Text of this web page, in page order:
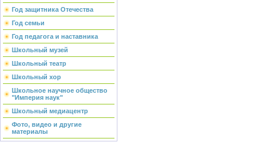
Год защитника Отечества
Год семьи
Год педагога и наставника
Школьный музей
Школьный театр
Школьный хор
Школьное научное общество
"Империя наук"
Школьный медиацентр
Фото, видео и другие
материалы